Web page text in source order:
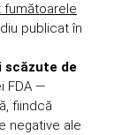
fumătoarele
publicat în
scăzute de
FDA —
fiindcă
negative ale